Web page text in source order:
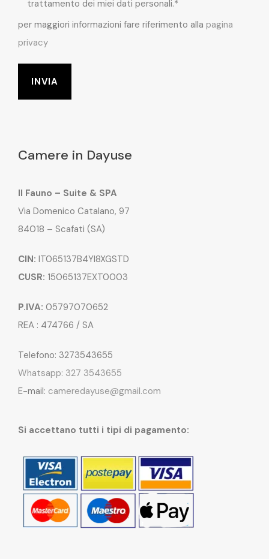
trattamento dei miei dati personali.*
per maggiori informazioni fare riferimento alla pagina
privacy
Camere in Dayuse
Il Fauno – Suite & SPA
Via Domenico Catalano, 97
84018 – Scafati (SA)
CIN: IT065137B4YI8XGSTD
CUSR: 15065137EXT0003
P.IVA: 05797070652
REA : 474766 / SA
Telefono: 3273543655
Whatsapp: 327 3543655
E-mail: cameredayuse@gmail.com
Si accettano tutti i tipi di pagamento: